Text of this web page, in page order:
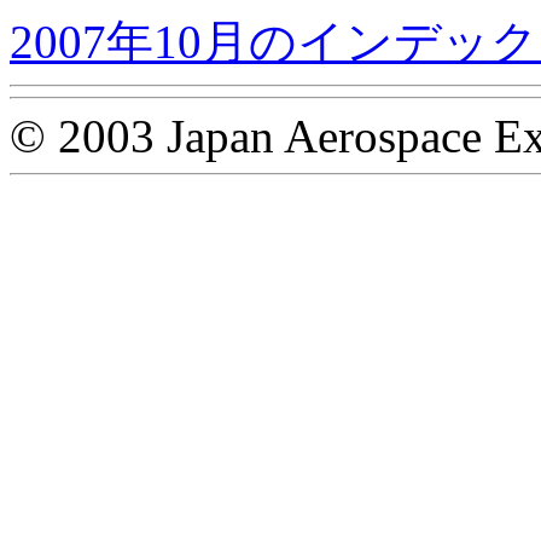
2007年10月のインデッ
© 2003 Japan Aerospace